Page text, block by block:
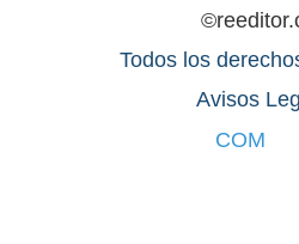
Todos los
Avisos